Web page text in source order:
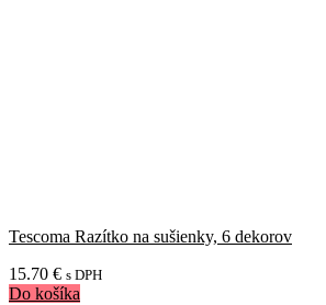
Tescoma Razítko na sušienky, 6 dekorov
15.70 € s DPH
Do košíka